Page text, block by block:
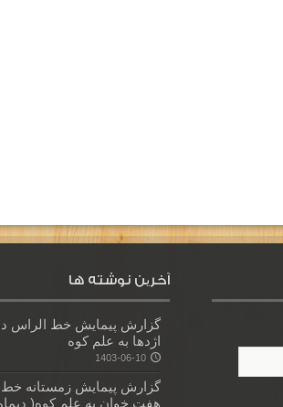
آخرین نوشته ها
گزارش پیمایش خط الراس
اژدها به علم کوه
1403-06-10
گزارش پیمایش زمستانه
هفت خوان به علم کوه( دیماه